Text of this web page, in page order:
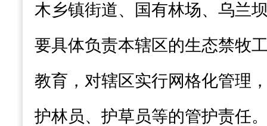
木乡镇街道、国有林场、乌兰
要具体负责本辖区的生态禁牧
教育，对辖区实行网格化管理
护林员、护草员等的管护责任